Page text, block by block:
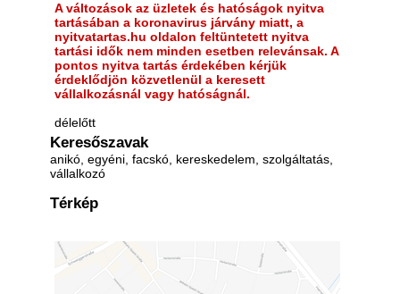
A változások az üzletek és hatóságok nyitva
tartásában a koronavirus járvány miatt, a
nyitvatartas.hu oldalon feltüntetett nyitva
tartási idők nem minden esetben relevánsak. A
pontos nyitva tartás érdekében kérjük
érdeklődjön közvetlenül a keresett
vállalkozásnál vagy hatóságnál.
délelőtt
Keresőszavak
anikó, egyéni, facskó, kereskedelem, szolgáltatás,
vállalkozó
Térkép